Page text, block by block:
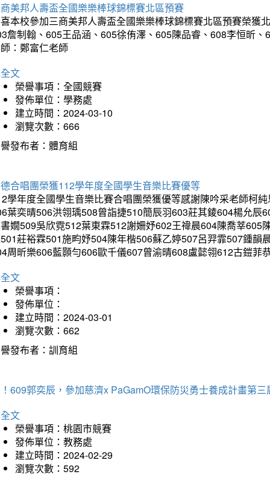
美邦人壽盃全國樂樂棒球錦標賽北區預賽
本校參加三商美邦人壽盃全國樂樂棒球錦標賽北區預賽榮
詹制翰、605王品涵、605徐侑澤、605陳品睿、608李恒昕
：鄭富仁老師
文
榮譽事項：全國競賽
發佈單位：學務處
建立時間：2024-03-10
瀏覽次數：666
發布者：體育組
合唱團榮獲112學年度全國學生音樂比賽優等
學年度全國學生音樂比賽合唱團榮獲優等感謝陳吟采老師柯
葉奕晴506洪翎瑀508曾詣捷510簡辰羽603莊其錂604楊允
嫺509吳欣霓512葉東霖512謝姍妤602王禕晨604陳喬莘
莊裕霖501施畇妤504陳年楷506蘇乙婷507呂羿霏507鍾
周昕樂606藍顥勻606歐千儀607曾渝晴608盧懿翎612古鎧菲
文
榮譽事項：
發佈單位：
建立時間：2024-03-01
瀏覽次數：662
發布者：訓育組
609郭奕辰，參加慈濟x PaGamO環保防災勇士養成計畫第
文
榮譽事項：桃園市競賽
發佈單位：教務處
建立時間：2024-02-29
瀏覽次數：592